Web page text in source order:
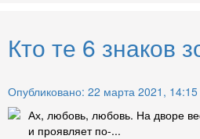
Кто те 6 знаков
Опубликовано: 22 марта 2021, 14:15
Ах, любовь, любовь. На дворе
и проявляет по-...